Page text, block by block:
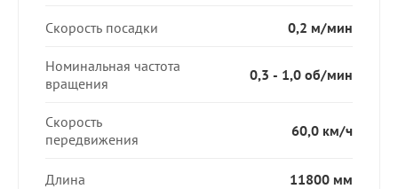
Скорость посадки 0,2 м/мин
Номинальная частота
вращения
0,3 - 1,0 об/мин
Скорость
передвижения
60,0 км/ч
Длина 11800 мм